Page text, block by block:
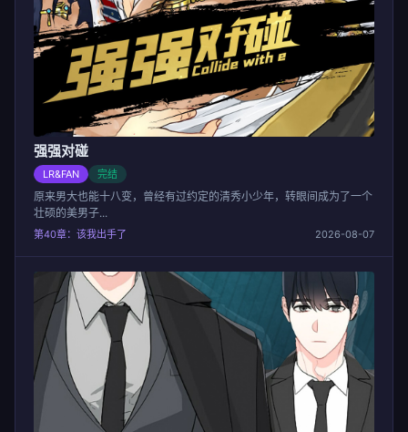
强强对碰
LR&FAN 完结
原来男大也能十八变，曾经有过约定的清秀小少年，转眼间成为了一个
壮硕的美男子...
第40章：该我出手了 2026-08-07